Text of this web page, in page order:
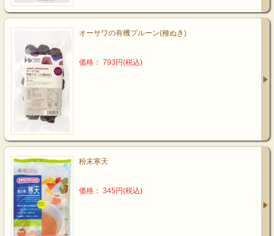
オーサワの有機プルーン(種ぬき)
価格： 793円(税込)
粉末寒天
価格： 345円(税込)